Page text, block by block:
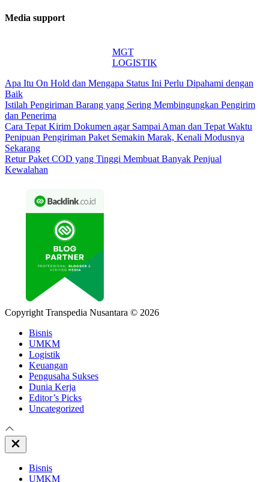
Media support
MGT
LOGISTIK
Apa Itu On Hold dan Mengapa Status Ini Perlu Dipahami dengan
Baik
Istilah Pengiriman Barang yang Sering Membingungkan Pengirim
dan Penerima
Cara Tepat Kirim Dokumen agar Sampai Aman dan Tepat Waktu
Penipuan Pengiriman Paket Semakin Marak, Kenali Modusnya
Sekarang
Retur Paket COD yang Tinggi Membuat Banyak Penjual
Kewalahan
Copyright Transpedia Nusantara © 2026
Bisnis
UMKM
Logistik
Keuangan
Pengusaha Sukses
Dunia Kerja
Editor’s Picks
Uncategorized
Close
Off
Bisnis
UMKM